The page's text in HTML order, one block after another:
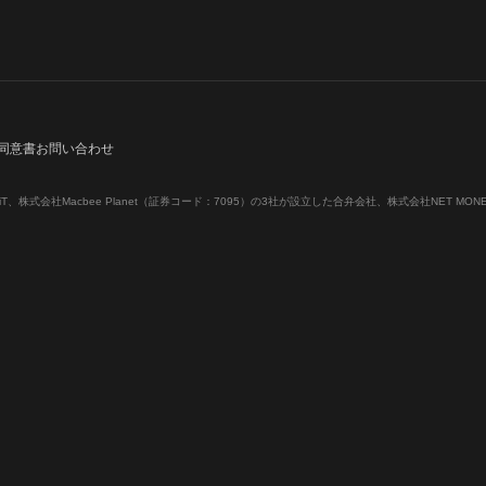
意書お問い合わせ
株式会社Macbee Planet（証券コード：7095）の3社が設立した合弁会社、株式会社NET